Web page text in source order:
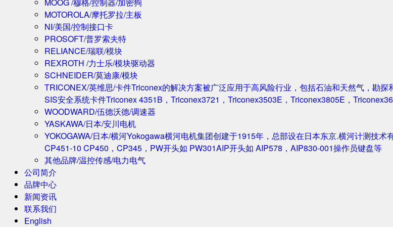
MOTOROLA/摩托罗拉/主板
NI/美国/控制接口卡
PROSOFT/普罗索夫特
RELIANCE/瑞联/模块
REXROTH /力士乐/模块驱动器
SCHNEIDER/莫迪康/模块
TRICONEX/英维思/卡件Triconex的解决方案被广泛应用于高风险行业，包括石油和天然气，勘
SIS安全系统卡件Triconex 4351B，Triconex3721，Triconex3503E，Triconex3805E，
WOODWARD/伍德沃德/调速器
YASKAWA/日本/安川电机
YOKOGAWA/日本/横河Yokogawa横河电机集团创建于1915年，总部设在日本东京.横河计测技
CP451-10 CP450，CP345，PW开头如 PW301AIP开头如 AIP578，AIP830-001操作员键盘等
其他品牌/温控传感/电力电气
公司简介
品牌中心
新闻资讯
联系我们
English